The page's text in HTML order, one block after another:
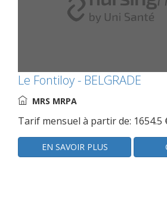
Le Fontiloy - BELGRADE
MRS MRPA
Tarif mensuel à partir de: 1654.5
EN SAVOIR PLUS